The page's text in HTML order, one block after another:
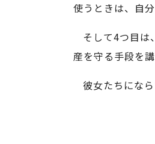
使うときは、自
そして4つ目は
産を守る手段を
彼女たちにな